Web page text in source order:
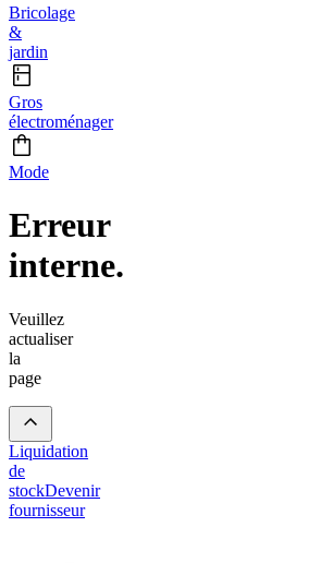
Bricolage
&
jardin
Gros
électroménager
Mode
Erreur
interne.
Veuillez
actualiser
la
page
Liquidation
de
stockDevenir
fournisseur